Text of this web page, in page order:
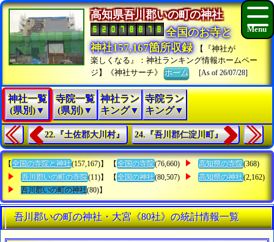
高知県吾川郡いの町の神社
全国のお寺と
神社157,167箇所収録
【『神社が
楽しくなる』：神社ランキング情報ホームペー
ジ】《神社サーチ》ホーム [As of 26/07/28]
神社一覧
(県別)▼
寺院一覧
(県別)▼
神社ラン
キング▼
寺院ラン
キング▼
22.『土佐郡大川村』 24.『吾川郡仁淀川町』
【 全国の寺院と神社(157,167)】 【 全国の寺院(76,660) 高知県の寺院(368)
吾川郡いの町の寺院(11)】 【 全国の神社(80,507) 高知県の神社(2,162)
吾川郡いの町の神社(80)】
吾川郡いの町の神社・大宮《80社》の統計情報一覧